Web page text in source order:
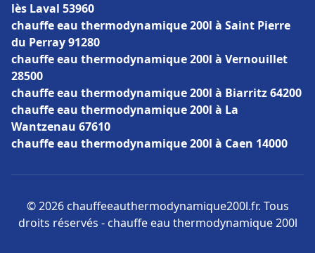
lès Laval 53960
chauffe eau thermodynamique 200l à Saint Pierre
du Perray 91280
chauffe eau thermodynamique 200l à Vernouillet
28500
chauffe eau thermodynamique 200l à Biarritz 64200
chauffe eau thermodynamique 200l à La
Wantzenau 67610
chauffe eau thermodynamique 200l à Caen 14000
© 2026 chauffeeauthermodynamique200l.fr. Tous
droits réservés - chauffe eau thermodynamique 200l